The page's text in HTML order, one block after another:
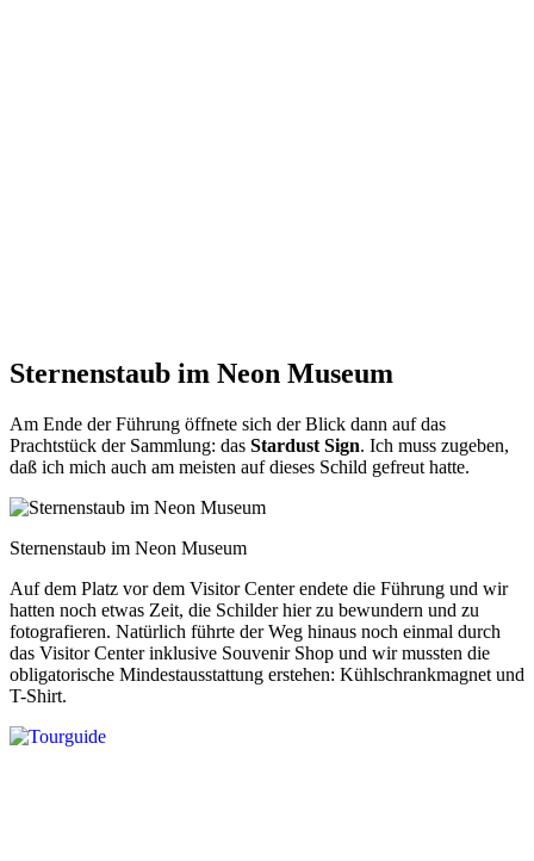
Sternenstaub im Neon Museum
Am Ende der Führung öffnete sich der Blick dann auf das
Prachtstück der Sammlung: das Stardust Sign. Ich muss zugeben,
daß ich mich auch am meisten auf dieses Schild gefreut hatte.
Sternenstaub im Neon Museum
Auf dem Platz vor dem Visitor Center endete die Führung und wir
hatten noch etwas Zeit, die Schilder hier zu bewundern und zu
fotografieren. Natürlich führte der Weg hinaus noch einmal durch
das Visitor Center inklusive Souvenir Shop und wir mussten die
obligatorische Mindestausstattung erstehen: Kühlschrankmagnet und
T-Shirt.